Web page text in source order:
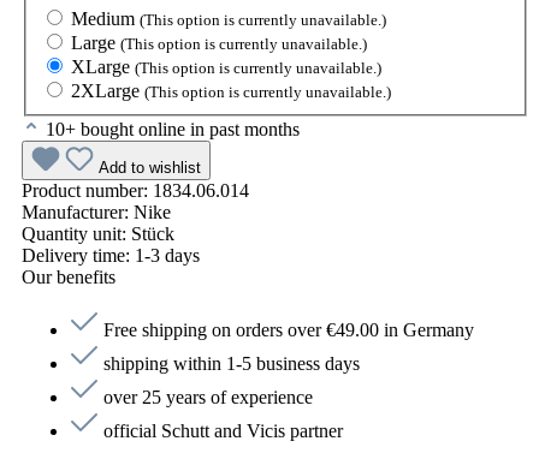
Medium (This option is currently unavailable.)
Large (This option is currently unavailable.)
XLarge (This option is currently unavailable.)
2XLarge (This option is currently unavailable.)
10+ bought online in past months
Add to wishlist
Product number: 1834.06.014
Manufacturer: Nike
Quantity unit: Stück
Delivery time: 1-3 days
Our benefits
Free shipping on orders over €49.00 in Germany
shipping within 1-5 business days
over 25 years of experience
official Schutt and Vicis partner